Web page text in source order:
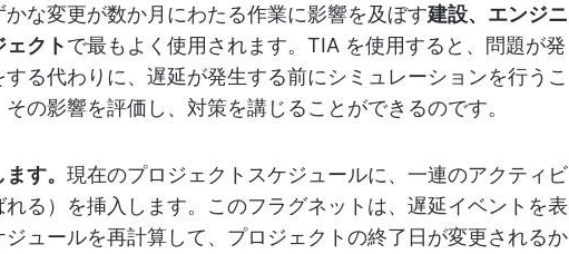
な変更が数か月にわたる作業に影響を及ぼす建設、エンジニ
クトで最もよく使用されます。TIA を使用すると、問題が発
る代わりに、遅延が発生する前にシミュレーションを行うこ
の影響を評価し、対策を講じることができるのです。
す。 現在のプロジェクトスケジュールに、一連のアクティビ
れる）を挿入します。このフラグネットは、遅延イベントを表
ジュールを再計算して、プロジェクトの終了日が変更されるか